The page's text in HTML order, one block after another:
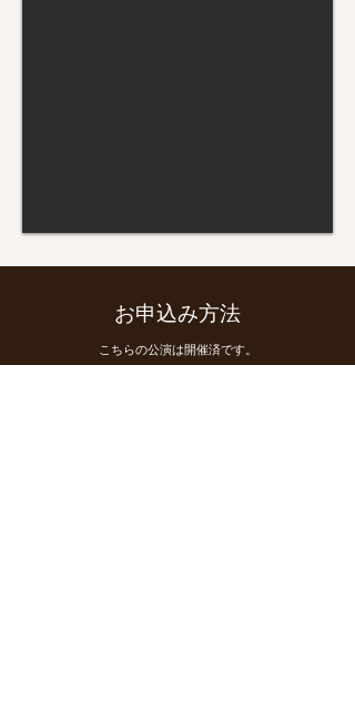
お申込み方法
こちらの公演は開催済です。